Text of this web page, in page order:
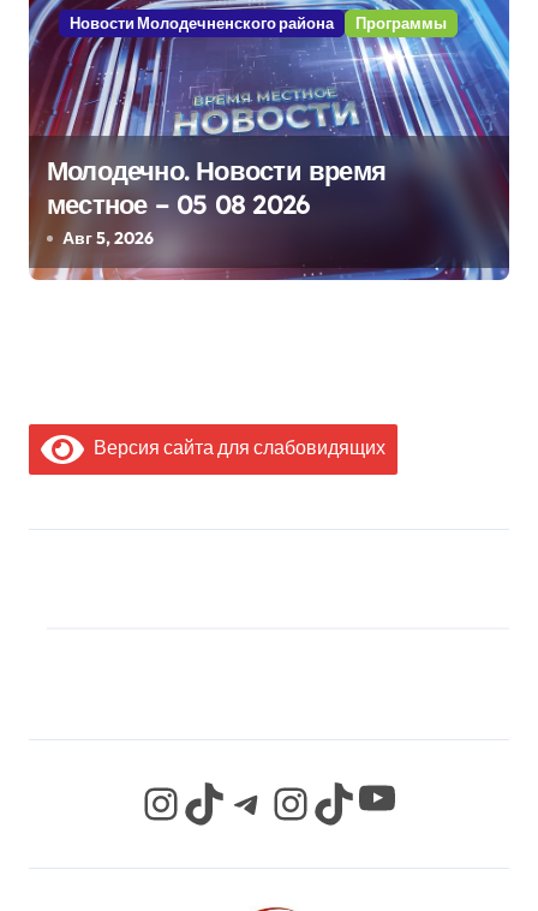
Новости Молодечненского района Программы
Молодечно. Новости время
местное – 05 08 2026
Авг 5, 2026
Версия сайта для слабовидящих
InstagramTikTok Telegram InstagramTikTok YouTube